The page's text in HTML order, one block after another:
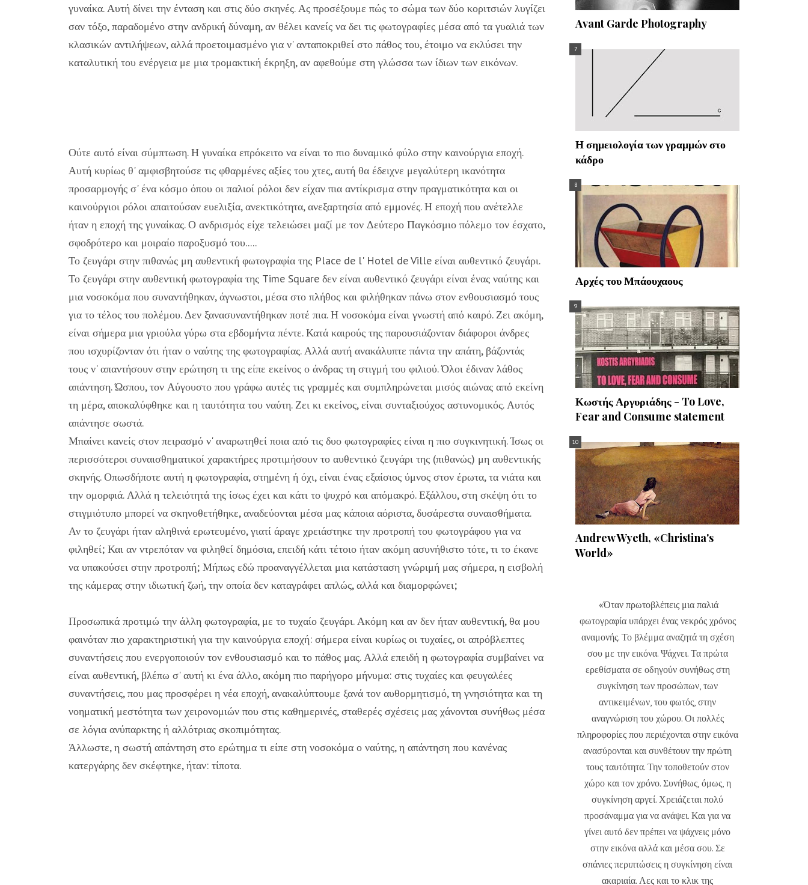
γυναίκα. Αυτή δίνει την ένταση και στις δύο σκηνές. Ας προσέξουμε πώς το σώμα των δύο κοριτσιών λυγίζει
σαν τόξο, παραδομένο στην ανδρική δύναμη, αν θέλει κανείς να δει τις φωτογραφίες μέσα από τα γυαλιά των
κλασικών αντιλήψεων, αλλά προετοιμασμένο για ν' ανταποκριθεί στο πάθος του, έτοιμο να εκλύσει την
καταλυτική του ενέργεια με μια τρομακτική έκρηξη, αν αφεθούμε στη γλώσσα των ίδιων των εικόνων.
Ούτε αυτό είναι σύμπτωση. Η γυναίκα επρόκειτο να είναι το πιο δυναμικό φύλο στην καινούργια εποχή.
Αυτή κυρίως θ' αμφισβητούσε τις φθαρμένες αξίες του χτες, αυτή θα έδειχνε μεγαλύτερη ικανότητα
προσαρμογής σ' ένα κόσμο όπου οι παλιοί ρόλοι δεν είχαν πια αντίκρισμα στην πραγματικότητα και οι
καινούργιοι ρόλοι απαιτούσαν ευελιξία, ανεκτικότητα, ανεξαρτησία από εμμονές. Η εποχή που ανέτελλε
ήταν η εποχή της γυναίκας. Ο ανδρισμός είχε τελειώσει μαζί με τον Δεύτερο Παγκόσμιο πόλεμο τον έσχατο,
σφοδρότερο και μοιραίο παροξυσμό του.....
Το ζευγάρι στην πιθανώς μη αυθεντική φωτογραφία της Place de l' Hotel de Ville είναι αυθεντικό ζευγάρι.
Το ζευγάρι στην αυθεντική φωτογραφία της Time Square δεν είναι αυθεντικό ζευγάρι είναι ένας ναύτης και
μια νοσοκόμα που συναντήθηκαν, άγνωστοι, μέσα στο πλήθος και φιλήθηκαν πάνω στον ενθουσιασμό τους
για το τέλος του πολέμου. Δεν ξανασυναντήθηκαν ποτέ πια. Η νοσοκόμα είναι γνωστή από καιρό. Ζει ακόμη,
είναι σήμερα μια γριούλα γύρω στα εβδομήντα πέντε. Κατά καιρούς της παρουσιάζονταν διάφοροι άνδρες
που ισχυρίζονταν ότι ήταν ο ναύτης της φωτογραφίας. Αλλά αυτή ανακάλυπτε πάντα την απάτη, βάζοντάς
τους ν' απαντήσουν στην ερώτηση τι της είπε εκείνος ο άνδρας τη στιγμή του φιλιού. Όλοι έδιναν λάθος
απάντηση. Ώσπου, τον Αύγουστο που γράφω αυτές τις γραμμές και συμπληρώνεται μισός αιώνας από εκείνη
τη μέρα, αποκαλύφθηκε και η ταυτότητα του ναύτη. Ζει κι εκείνος, είναι συνταξιούχος αστυνομικός. Αυτός
απάντησε σωστά.
Μπαίνει κανείς στον πειρασμό ν' αναρωτηθεί ποια από τις δυο φωτογραφίες είναι η πιο συγκινητική. Ίσως οι
περισσότεροι συναισθηματικοί χαρακτήρες προτιμήσουν το αυθεντικό ζευγάρι της (πιθανώς) μη αυθεντικής
σκηνής. Οπωσδήποτε αυτή η φωτογραφία, στημένη ή όχι, είναι ένας εξαίσιος ύμνος στον έρωτα, τα νιάτα και
την ομορφιά. Αλλά η τελειότητά της ίσως έχει και κάτι το ψυχρό και απόμακρό. Εξάλλου, στη σκέψη ότι το
στιγμιότυπο μπορεί να σκηνοθετήθηκε, αναδεύονται μέσα μας κάποια αόριστα, δυσάρεστα συναισθήματα.
Αν το ζευγάρι ήταν αληθινά ερωτευμένο, γιατί άραγε χρειάστηκε την προτροπή του φωτογράφου για να
φιληθεί; Και αν ντρεπόταν να φιληθεί δημόσια, επειδή κάτι τέτοιο ήταν ακόμη ασυνήθιστο τότε, τι το έκανε
να υπακούσει στην προτροπή; Μήπως εδώ προαναγγέλλεται μια κατάσταση γνώριμή μας σήμερα, η εισβολή
της κάμερας στην ιδιωτική ζωή, την οποία δεν καταγράφει απλώς, αλλά και διαμορφώνει;
Προσωπικά προτιμώ την άλλη φωτογραφία, με το τυχαίο ζευγάρι. Ακόμη και αν δεν ήταν αυθεντική, θα μου
φαινόταν πιο χαρακτηριστική για την καινούργια εποχή: σήμερα είναι κυρίως οι τυχαίες, οι απρόβλεπτες
συναντήσεις που ενεργοποιούν τον ενθουσιασμό και το πάθος μας. Αλλά επειδή η φωτογραφία συμβαίνει να
είναι αυθεντική, βλέπω σ' αυτή κι ένα άλλο, ακόμη πιο παρήγορο μήνυμα: στις τυχαίες και φευγαλέες
συναντήσεις, που μας προσφέρει η νέα εποχή, ανακαλύπτουμε ξανά τον αυθορμητισμό, τη γνησιότητα και τη
νοηματική μεστότητα των χειρονομιών που στις καθημερινές, σταθερές σχέσεις μας χάνονται συνήθως μέσα
σε λόγια ανύπαρκτης ή αλλότριας σκοπιμότητας.
Άλλωστε, η σωστή απάντηση στο ερώτημα τι είπε στη νοσοκόμα ο ναύτης, η απάντηση που κανένας
κατεργάρης δεν σκέφτηκε, ήταν: τίποτα.
Avant Garde Photography
Η σημειολογία των γραμμών στο
κάδρο
Αρχές του Μπάουχαους
Κωστής Αργυριάδης - To Love,
Fear and Consume statement
Andrew Wyeth, «Christina's
World»
«Όταν πρωτοβλέπεις μια παλιά
φωτογραφία υπάρχει ένας νεκρός χρόνος
αναμονής. Το βλέμμα αναζητά τη σχέση
σου με την εικόνα. Ψάχνει. Τα πρώτα
ερεθίσματα σε οδηγούν συνήθως στη
συγκίνηση των προσώπων, των
αντικειμένων, του φωτός, στην
αναγνώριση του χώρου. Οι πολλές
πληροφορίες που περιέχονται στην εικόνα
ανασύρονται και συνθέτουν την πρώτη
τους ταυτότητα. Την τοποθετούν στον
χώρο και τον χρόνο. Συνήθως, όμως, η
συγκίνηση αργεί. Χρειάζεται πολύ
προσάναμμα για να ανάψει. Και για να
γίνει αυτό δεν πρέπει να ψάχνεις μόνο
στην εικόνα αλλά και μέσα σου. Σε
σπάνιες περιπτώσεις η συγκίνηση είναι
ακαριαία. Λες και το κλικ της